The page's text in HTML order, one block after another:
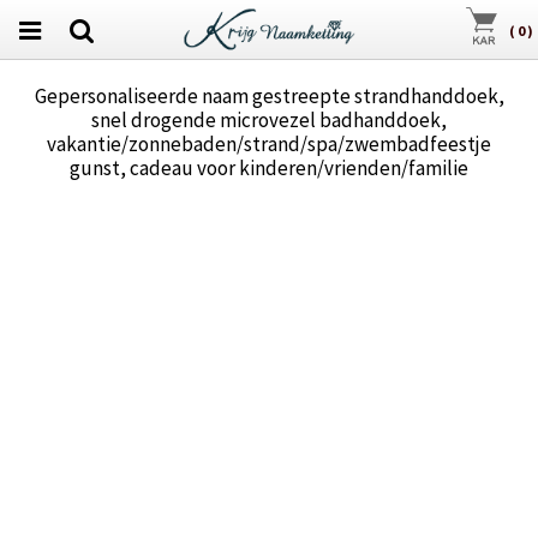
( 0)
Gepersonaliseerde naam gestreepte strandhanddoek,
snel drogende microvezel badhanddoek,
vakantie/zonnebaden/strand/spa/zwembadfeestje
gunst, cadeau voor kinderen/vrienden/familie